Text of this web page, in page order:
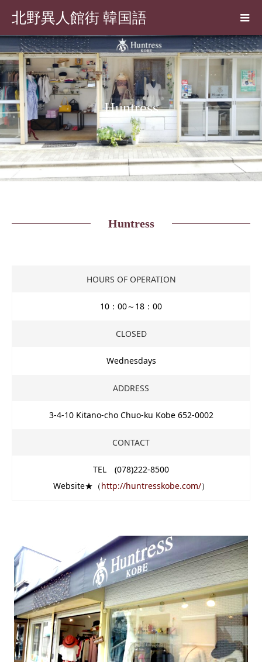
北野異人館街 韓国語
Huntress
Huntress
HOURS OF OPERATION
10：00～18：00
CLOSED
Wednesdays
ADDRESS
3-4-10 Kitano-cho Chuo-ku Kobe 652-0002
CONTACT
TEL (078)222-8500
Website★（http://huntresskobe.com/）